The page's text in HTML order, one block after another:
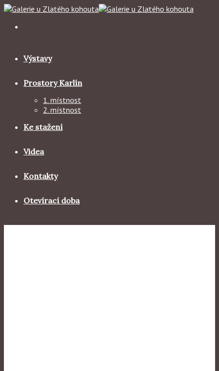
Skip
content
Výstavy
Prostory Karlín
1. místnost
2. místnost
Ke stažení
Videa
Kontakty
Otevírací doba